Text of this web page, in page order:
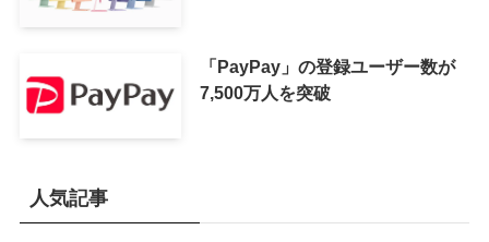
「PayPay」の登録ユーザー数が
7,500万人を突破
人気記事